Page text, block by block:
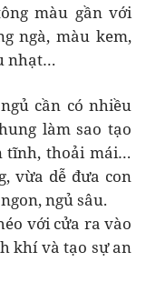
màu gần với
ngà, màu kem,
nhạt…
cần có nhiều
làm sao tạo
tĩnh, thoải mái…
vừa dễ đưa con
ngủ sâu.
với cửa ra vào
khí và tạo sự an